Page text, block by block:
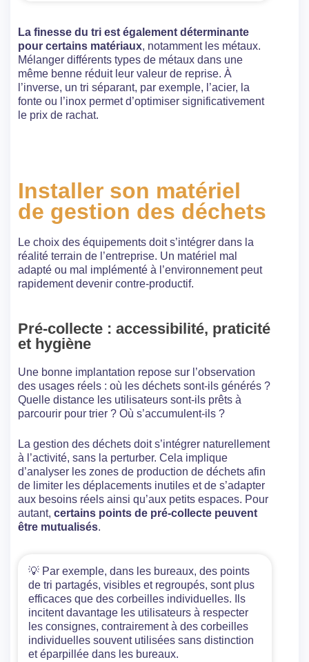
La finesse du tri est également déterminante
pour certains matériaux, notamment les métaux.
Mélanger différents types de métaux dans une
même benne réduit leur valeur de reprise. À
l’inverse, un tri séparant, par exemple, l’acier, la
fonte ou l’inox permet d’optimiser significativement
le prix de rachat.
Installer son matériel
de gestion des déchets
Le choix des équipements doit s’intégrer dans la
réalité terrain de l’entreprise. Un matériel mal
adapté ou mal implémenté à l’environnement peut
rapidement devenir contre-productif.
Pré-collecte : accessibilité, praticité
et hygiène
Une bonne implantation repose sur l’observation
des usages réels : où les déchets sont-ils générés ?
Quelle distance les utilisateurs sont-ils prêts à
parcourir pour trier ? Où s’accumulent-ils ?
La gestion des déchets doit s’intégrer naturellement
à l’activité, sans la perturber. Cela implique
d’analyser les zones de production de déchets afin
de limiter les déplacements inutiles et de s’adapter
aux besoins réels ainsi qu’aux petits espaces. Pour
autant, certains points de pré-collecte peuvent
être mutualisés.
💡 Par exemple, dans les bureaux, des points
de tri partagés, visibles et regroupés, sont plus
efficaces que des corbeilles individuelles. Ils
incitent davantage les utilisateurs à respecter
les consignes, contrairement à des corbeilles
individuelles souvent utilisées sans distinction
et éparpillée dans les bureaux.